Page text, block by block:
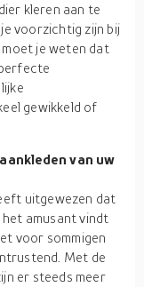
kleren aan te
voorzichtig zijn bij
moet je weten dat
gewikkeld of
van uw
uitgewezen dat
amusant vindt
voor sommigen
Met de
er steeds meer